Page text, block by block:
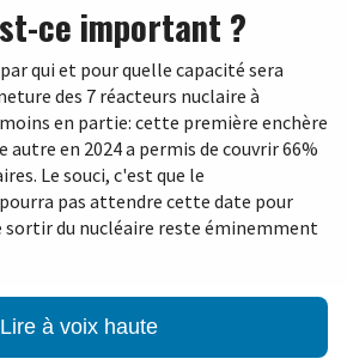
ce important ?
qui et pour quelle capacité sera
des 7 réacteurs nuclaire à
en partie: cette première enchère
autre en 2024 a permis de couvrir 66%
Le souci, c'est que le
pas attendre cette date pour
sortir du nucléaire reste éminemment
Lire à voix haute